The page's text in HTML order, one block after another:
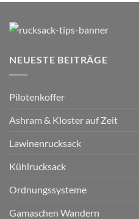
NEUESTE BEITRÄGE
Pilotenkoffer
Ashram & Kloster auf Zeit
Lawinenrucksack
Kühlrucksack
Ordnungssysteme
Gamaschen Wandern